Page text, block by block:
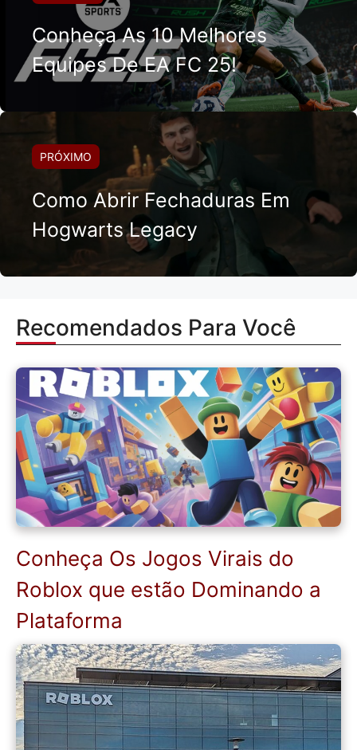
Conheça As 10 Melhores
Equipes De EA FC 25!
PRÓXIMO
Como Abrir Fechaduras Em
Hogwarts Legacy
Recomendados Para Você
Conheça Os Jogos Virais do
Roblox que estão Dominando a
Plataforma